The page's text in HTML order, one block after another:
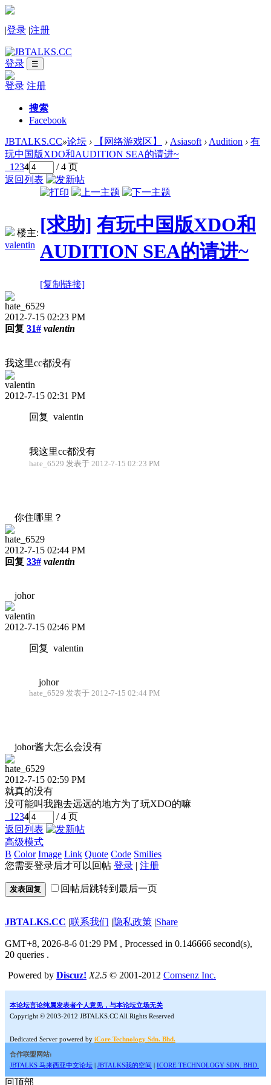
|登录 |注册
登录 ☰
登录 注册
搜索
Facebook
JBTALKS.CC»论坛 › 【网络游戏区】 › Asiasoft › Audition › 有
玩中国版XDO和AUDITION SEA的请进~
1 234
/ 4 页
返回列表
楼主:
valentin
[求助] 有玩中国版XDO和
AUDITION SEA的请进~
[复制链接]
hate_6529
2012-7-15 02:23 PM
回复 31# valentin
我这里cc都没有
valentin
2012-7-15 02:31 PM
回复 valentin
我这里cc都没有
hate_6529 发表于 2012-7-15 02:23 PM
你住哪里？
hate_6529
2012-7-15 02:44 PM
回复 33# valentin
johor
valentin
2012-7-15 02:46 PM
回复 valentin
johor
hate_6529 发表于 2012-7-15 02:44 PM
johor酱大怎么会没有
hate_6529
2012-7-15 02:59 PM
就真的没有
没可能叫我跑去远远的地方为了玩XDO的嘛
1 234
/ 4 页
返回列表
高级模式
B Color Image Link Quote Code Smilies
您需要登录后才可以回帖 登录 | 注册
发表回复 回帖后跳转到最后一页
JBTALKS.CC |联系我们 |隐私政策 |Share
GMT+8, 2026-8-6 01:29 PM , Processed in 0.146666 second(s),
20 queries .
Powered by Discuz! X2.5 © 2001-2012 Comsenz Inc.
本论坛言论纯属发表者个人意见，与本论坛立场无关
Copyright © 2003-2012 JBTALKS.CC All Rights Reserved
Dedicated Server powered by iCore Technology Sdn. Bhd.
合作联盟网站:
JBTALKS 马来西亚中文论坛 | JBTALKS我的空间 | ICORE TECHNOLOGY SDN. BHD.
回顶部